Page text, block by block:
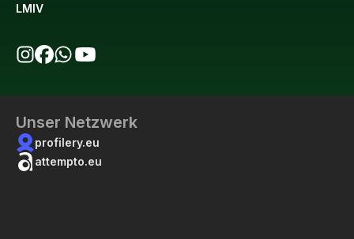
LMIV
Unser Netzwerk
profilery.eu
attempto.eu